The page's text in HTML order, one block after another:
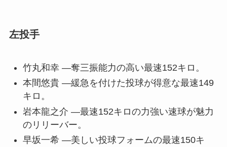
左投手
竹丸和幸 —奪三振能力の高い最速152キロ。
本間悠貴 —緩急を付けた投球が得意な最速149
キロ。
岩本龍之介 —最速152キロの力強い速球が魅力
のリリーバー。
早坂一希 —美しい投球フォームの最速150キ